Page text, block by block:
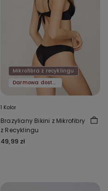
Mikrofibra z recyklingu
Darmowa dostawa
1 Kolor
Brazyliany Bikini z Mikrofibry
z Recyklingu
49,99 zł